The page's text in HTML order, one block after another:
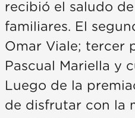
recibió el saludo
familiares. El
Omar Viale; tercer
Pascual Mariella y
Luego de la
de disfrutar con la